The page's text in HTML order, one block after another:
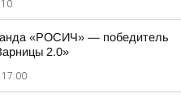
«РОСИЧ» — победитель
2.0»